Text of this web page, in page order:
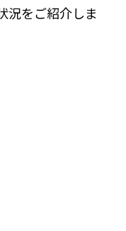
況をご紹介しま